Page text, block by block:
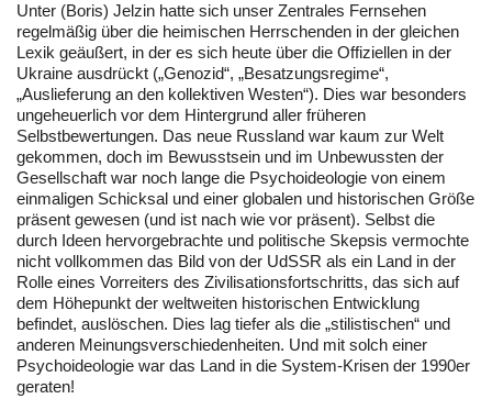
Unter (Boris) Jelzin hatte sich unser Zentrales Fernsehen
regelmäßig über die heimischen Herrschenden in der gleichen
Lexik geäußert, in der es sich heute über die Offiziellen in der
Ukraine ausdrückt („Genozid“, „Besatzungsregime“,
„Auslieferung an den kollektiven Westen“). Dies war besonders
ungeheuerlich vor dem Hintergrund aller früheren
Selbstbewertungen. Das neue Russland war kaum zur Welt
gekommen, doch im Bewusstsein und im Unbewussten der
Gesellschaft war noch lange die Psychoideologie von einem
einmaligen Schicksal und einer globalen und historischen Größe
präsent gewesen (und ist nach wie vor präsent). Selbst die
durch Ideen hervorgebrachte und politische Skepsis vermochte
nicht vollkommen das Bild von der UdSSR als ein Land in der
Rolle eines Vorreiters des Zivilisationsfortschritts, das sich auf
dem Höhepunkt der weltweiten historischen Entwicklung
befindet, auslöschen. Dies lag tiefer als die „stilistischen“ und
anderen Meinungsverschiedenheiten. Und mit solch einer
Psychoideologie war das Land in die System-Krisen der 1990er
geraten!